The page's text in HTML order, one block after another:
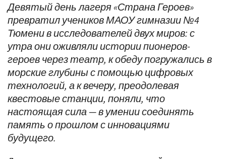
Девятый день лагеря «Страна Героев»
превратил учеников МАОУ гимназии №4
Тюмени в исследователей двух миров: с
утра они оживляли истории пионеров-
героев через театр, к обеду погружались в
морские глубины с помощью цифровых
технологий, а к вечеру, преодолевая
квестовые станции, поняли, что
настоящая сила — в умении соединять
память о прошлом с инновациями
будущего.